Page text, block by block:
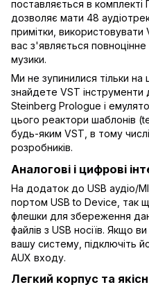
поставляється в комплекті
дозволяє мати 48
примітки, використовувати
вас з'являється
музики.
Ми не зупинилися тільки на
знайдете VST інструменти
Steinberg Prologue і
цього реактори шаблонів
будь-яким VST, в тому
розробників.
Аналогові і цифрові
На додаток до USB аудіо/
портом USB to Device, так
флешки для збереження
файлів з USB носіїв. Якщо
вашу систему, підключіть
AUX входу.
Легкий корпус та